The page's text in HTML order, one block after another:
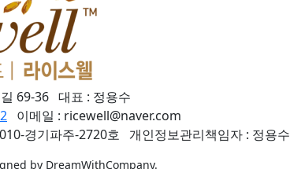
69-36 대표 : 정용수
이메일 : ricewell@naver.com
경기파주-2720호 개인정보관리책임자 : 정용수
by DreamWithCompany.